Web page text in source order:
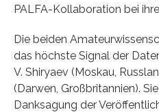
PALFA-Kollaboration bei
Die beiden
das höchste Signal der
V. Shiryaev (Moskau,
(Darwen, Großbritannien).
Danksagung der